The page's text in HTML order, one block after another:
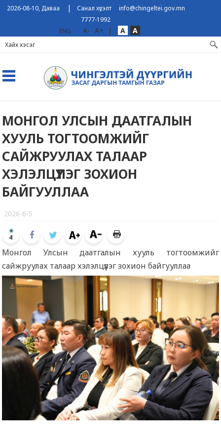
2026-08-10, Даваа | Санал хүсэлт
info@chingeltei.gov.mn
7777-1992
ENG
A- A+ | A A
МОНГОЛ УЛСЫН ДААТГАЛЫН
ХУУЛЬ ТОГТООМЖИЙГ
САЙЖРУУЛАХ ТАЛААР
ХЭЛЭЛЦҮҮЛЭГ ЗОХИОН
БАЙГУУЛЛАА
2026-6-5
4
Монгол Улсын даатгалын хууль тогтоомжийг
сайжруулах талаар хэлэлцүүлэг зохион байгууллаа